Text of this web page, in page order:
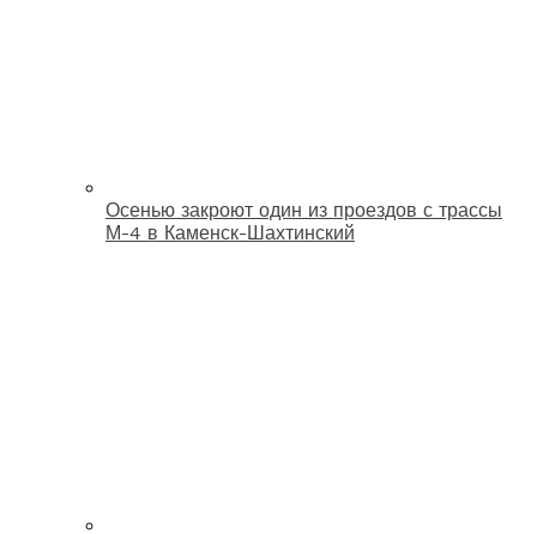
Осенью закроют один из проездов с трассы
М-4 в Каменск-Шахтинский